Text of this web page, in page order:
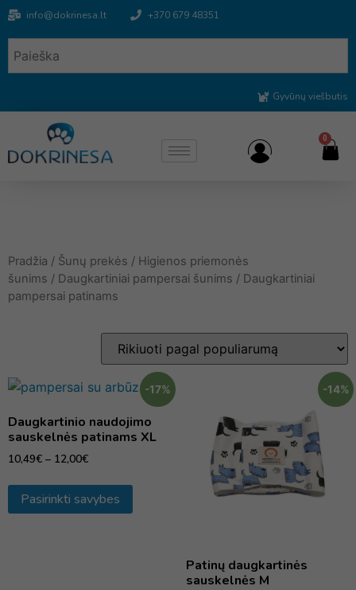
info@dokrinesa.lt +370 679 48351
Gyvūnų viešbutis
0
Pradžia / Šunų prekės / Higienos priemonės
šunims / Daugkartiniai pampersai šunims / Daugkartiniai
pampersai patinams
-17%
Daugkartinio naudojimo
sauskelnės patinams XL
10,49€ – 12,00€
Pasirinkti savybes
-14%
Patinų daugkartinės
sauskelnės M